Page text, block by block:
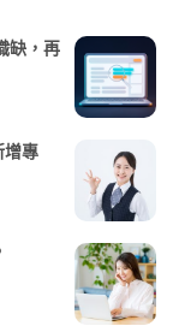
缺，再
增專